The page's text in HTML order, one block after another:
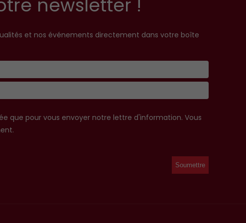
newsletter !
et nos événements directement dans votre boîte
que pour vous envoyer notre lettre d'information. Vous